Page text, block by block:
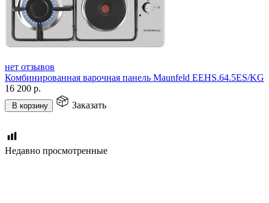
нет отзывов
Комбинированная варочная панель Maunfeld EEHS.64.5ES/KG
16 200 р.
В корзину Заказать
Недавно просмотренные